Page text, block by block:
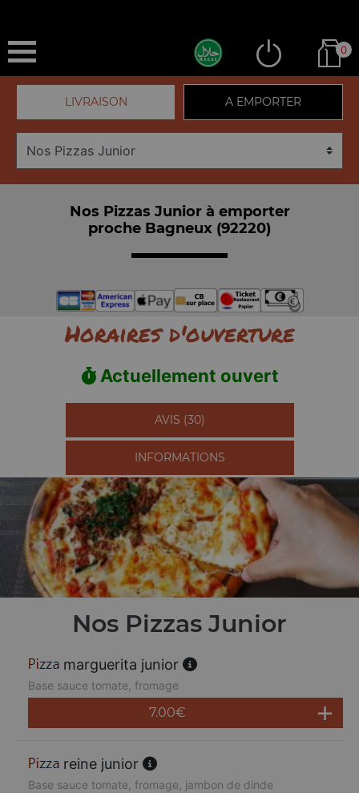
0
LIVRAISON A EMPORTER
Nos Pizzas Junior à emporter
proche Bagneux (92220)
Horaires d'ouverture
Actuellement ouvert
AVIS (30)
INFORMATIONS
Nos Pizzas Junior
marguerita junior
Base sauce tomate, fromage
7.00€
reine junior
Base sauce tomate, fromage, jambon de dinde